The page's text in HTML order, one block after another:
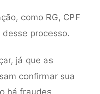
como RG, CPF
processo.
já que as
confirmar sua